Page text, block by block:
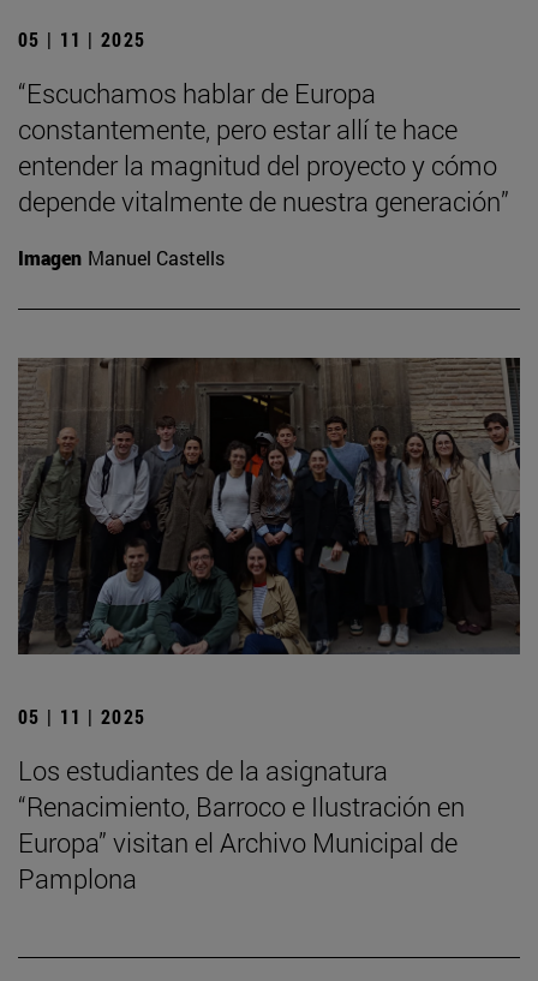
05 | 11 | 2025
“Escuchamos hablar de Europa
constantemente, pero estar allí te hace
entender la magnitud del proyecto y cómo
depende vitalmente de nuestra generación”
Imagen Manuel Castells
05 | 11 | 2025
Los estudiantes de la asignatura
“Renacimiento, Barroco e Ilustración en
Europa” visitan el Archivo Municipal de
Pamplona